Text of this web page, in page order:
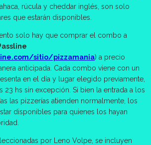
rúcula y cheddar inglés, son solo
que estarán disponibles.
solo hay que comprar el combo a
sitio/pizzamania) a precio
anticipada. Cada combo viene con un
en el día y lugar elegido previamente,
23 hs sin excepción. Si bien la entrada a los
las pizzerías atienden normalmente, los
disponibles para quienes los hayan
por Leno Volpe, se incluyen